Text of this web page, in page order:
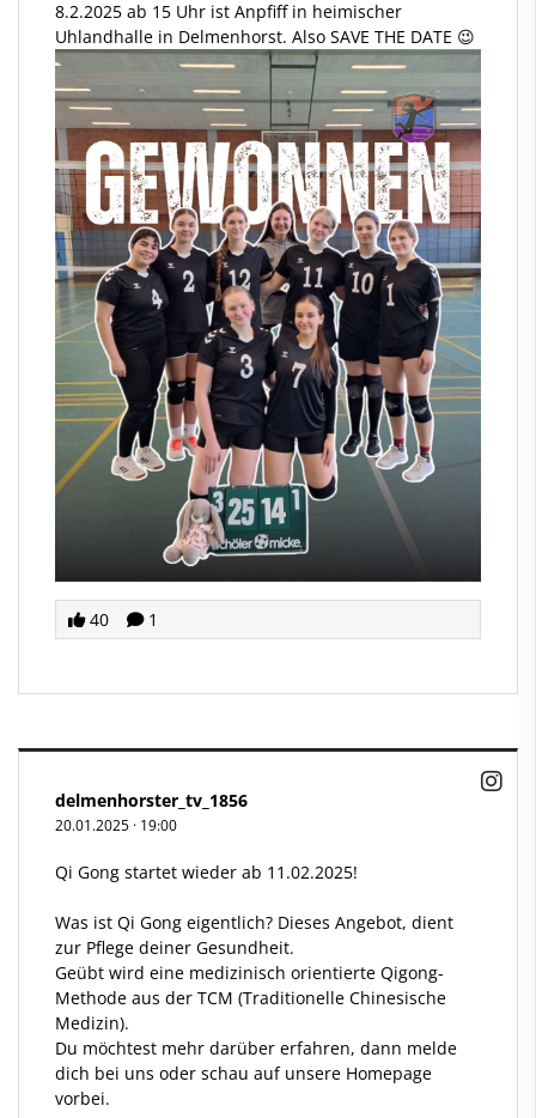
8.2.2025 ab 15 Uhr ist Anpfiff in heimischer
Uhlandhalle in Delmenhorst. Also SAVE THE DATE 😉
40 1
delmenhorster_tv_1856
20.01.2025 · 19:00
Qi Gong startet wieder ab 11.02.2025!
Was ist Qi Gong eigentlich? Dieses Angebot, dient
zur Pflege deiner Gesundheit.
Geübt wird eine medizinisch orientierte Qigong-
Methode aus der TCM (Traditionelle Chinesische
Medizin).
Du möchtest mehr darüber erfahren, dann melde
dich bei uns oder schau auf unsere Homepage
vorbei.